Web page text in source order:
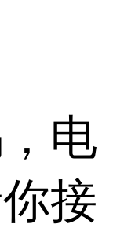
电
接